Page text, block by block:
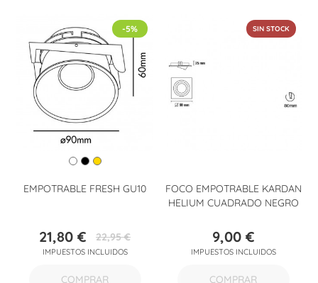
EMPOTRABLE FRESH GU10
Precio
21,80 €Precio
base
22,95 €
IMPUESTOS INCLUIDOS
-5%
COMPRAR
FOCO EMPOTRABLE KARDAN
HELIUM CUADRADO NEGRO
Precio
9,00 €
IMPUESTOS INCLUIDOS
SIN STOCK
COMPRAR